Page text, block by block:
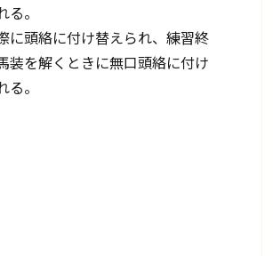
。
に頭絡に付け替えられ、練習終
装を解くときに無口頭絡に付け
る。